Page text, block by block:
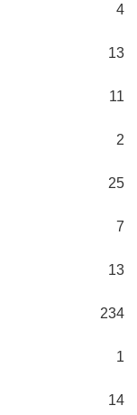
4
13
11
2
25
7
13
234
1
14